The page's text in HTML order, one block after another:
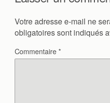
Votre adresse e-mail ne
obligatoires sont indiqués
Commentaire*